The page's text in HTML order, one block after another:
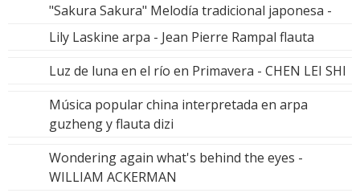
"Sakura Sakura" Melodía tradicional japonesa -
Lily Laskine arpa - Jean Pierre Rampal flauta
Luz de luna en el río en Primavera - CHEN LEI SHI
Música popular china interpretada en arpa
guzheng y flauta dizi
Wondering again what's behind the eyes -
WILLIAM ACKERMAN